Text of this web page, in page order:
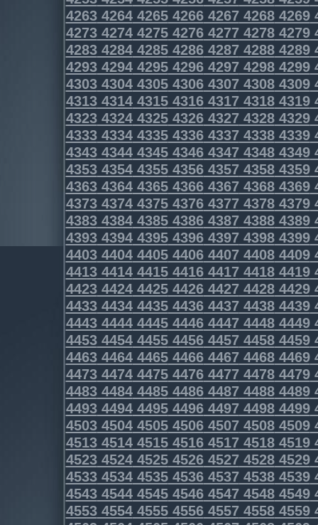
4263426442654266426742684269
4273427442754276427742784279
4283428442854286428742884289
4293429442954296429742984299
4303430443054306430743084309
4313431443154316431743184319
4323432443254326432743284329
4333433443354336433743384339
4343434443454346434743484349
4353435443554356435743584359
4363436443654366436743684369
4373437443754376437743784379
4383438443854386438743884389
4393439443954396439743984399
4403440444054406440744084409
4413441444154416441744184419
4423442444254426442744284429
4433443444354436443744384439
4443444444454446444744484449
4453445444554456445744584459
4463446444654466446744684469
4473447444754476447744784479
4483448444854486448744884489
4493449444954496449744984499
4503450445054506450745084509
4513451445154516451745184519
4523452445254526452745284529
4533453445354536453745384539
4543454445454546454745484549
4553455445554556455745584559